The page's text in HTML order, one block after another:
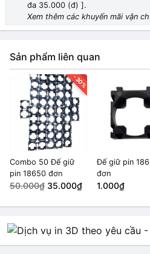
đa 35.000 (đ) ].
Xem thêm các khuyến mãi vận
Sản phẩm liên quan
-30%
Combo 50 Đế giữ
pin 18650 đơn
50.000₫ 35.000₫
Đế giữ pin
đơn
1.000₫